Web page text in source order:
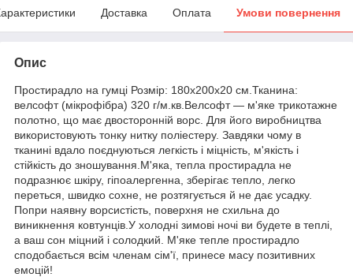
Доставка Оплата Умови повернення
Опис
Простирадло на гумці Розмір: 180х200х20 см.Тканина:
велсофт (мікрофібра) 320 г/м.кв.Велсофт — м'яке трикотажне
полотно, що має двосторонній ворс. Для його виробництва
використовують тонку нитку поліестеру. Завдяки чому в
тканині вдало поєднуються легкість і міцність, м'якість і
стійкість до зношування.М'яка, тепла простирадла не
подразнює шкіру, гіпоалергенна, зберігає тепло, легко
переться, швидко сохне, не розтягується й не дає усадку.
Попри наявну ворсистість, поверхня не схильна до
виникнення ковтунців.У холодні зимові ночі ви будете в теплі,
а ваш сон міцний і солодкий. М'яке тепле простирадло
сподобається всім членам сім'ї, принесе масу позитивних
емоцій!